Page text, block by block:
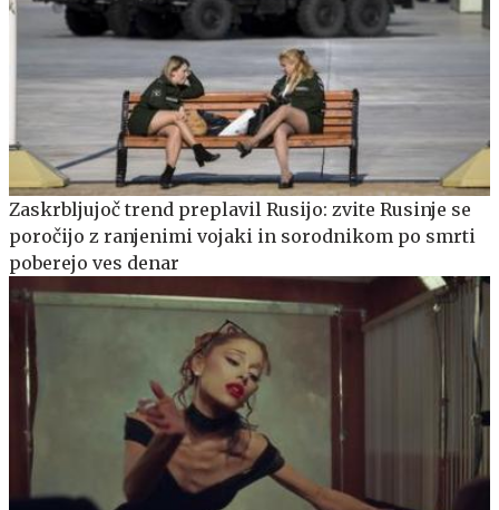
Zaskrbljujoč trend preplavil Rusijo: zvite Rusinje se
poročijo z ranjenimi vojaki in sorodnikom po smrti
poberejo ves denar